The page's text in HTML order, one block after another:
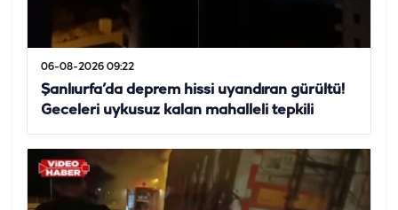
06-08-2026 09:22
Şanlıurfa’da deprem hissi uyandıran gürültü!
Geceleri uykusuz kalan mahalleli tepkili